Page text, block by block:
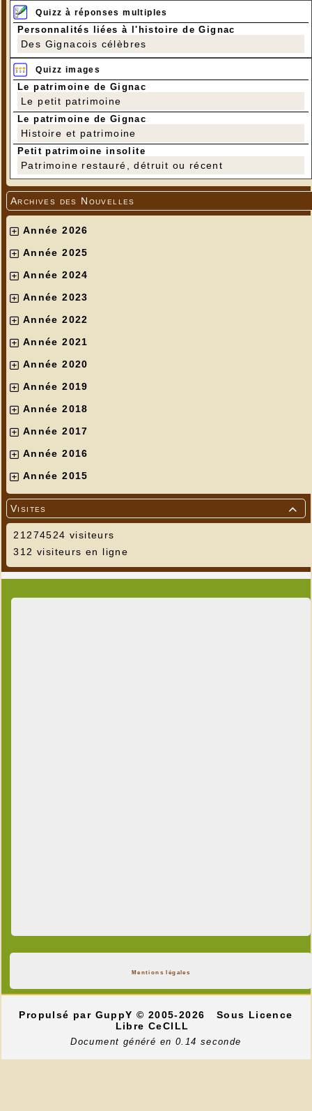
Quizz à réponses multiples
Personnalités liées à l'histoire de Gignac
Des Gignacois célèbres
Quizz images
Le patrimoine de Gignac
Le petit patrimoine
Le patrimoine de Gignac
Histoire et patrimoine
Petit patrimoine insolite
Patrimoine restauré, détruit ou récent
Archives des Nouvelles
Année 2026
Année 2025
Année 2024
Année 2023
Année 2022
Année 2021
Année 2020
Année 2019
Année 2018
Année 2017
Année 2016
Année 2015

Visites
21274524 visiteurs
312 visiteurs en ligne
Mentions légales
Propulsé par GuppY© 2005-2026
Sous Licence
Libre CeCILL
Document généré en 0.14 seconde